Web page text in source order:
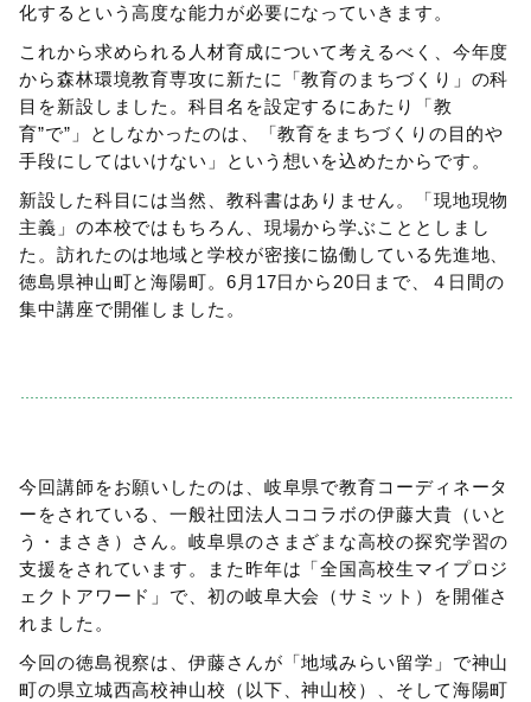
化するという高度な能力が必要になっていきます。
これから求められる人材育成について考えるべく、今年度
から森林環境教育専攻に新たに「教育のまちづくり」の科
目を新設しました。科目名を設定するにあたり「教
育”で”」としなかったのは、「教育をまちづくりの目的や
手段にしてはいけない」という想いを込めたからです。
新設した科目には当然、教科書はありません。「現地現物
主義」の本校ではもちろん、現場から学ぶこととしまし
た。訪れたのは地域と学校が密接に協働している先進地、
徳島県神山町と海陽町。6月17日から20日まで、４日間の
集中講座で開催しました。
今回講師をお願いしたのは、岐阜県で教育コーディネータ
ーをされている、一般社団法人ココラボの伊藤大貴（いと
う・まさき）さん。岐阜県のさまざまな高校の探究学習の
支援をされています。また昨年は「全国高校生マイプロジ
ェクトアワード」で、初の岐阜大会（サミット）を開催さ
れました。
今回の徳島視察は、伊藤さんが「地域みらい留学」で神山
町の県立城西高校神山校（以下、神山校）、そして海陽町